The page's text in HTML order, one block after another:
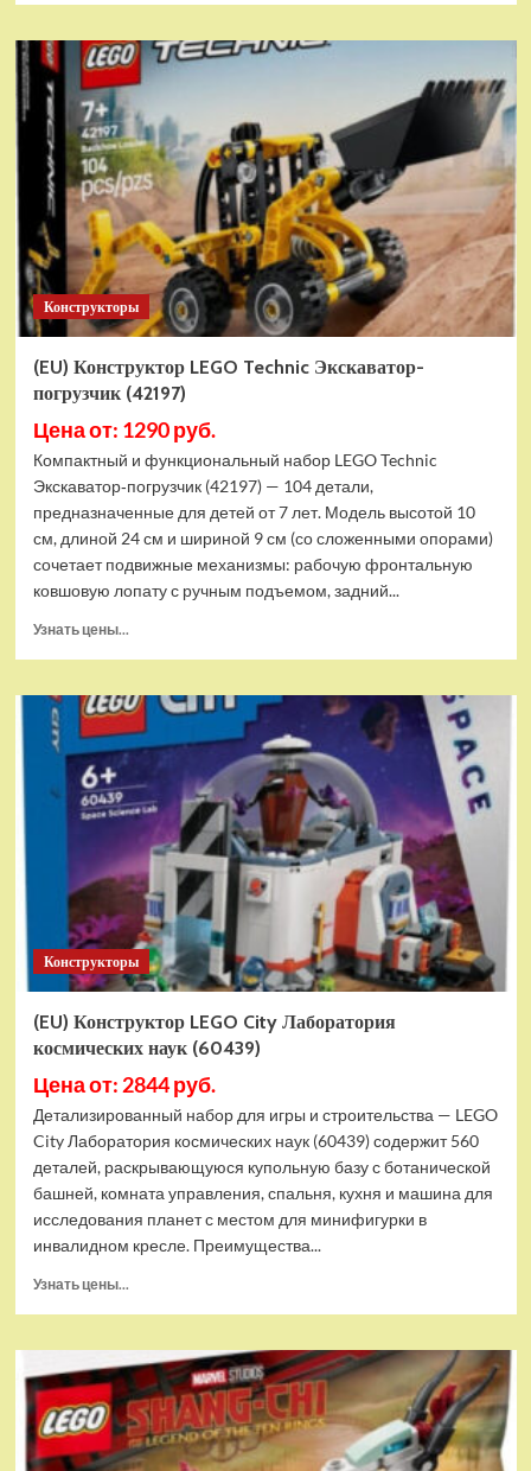
Шахматы
магнитные
БУБА
ИГРАЕМ
ВМЕСТЕ
в
кор.2*192шт
ZY501598-
R4
Конструкторы
(EU) Конструктор LEGO Technic Экскаватор-
погрузчик (42197)
Цена от: 1290 руб.
Компактный и функциональный набор LEGO Technic
Экскаватор‑погрузчик (42197) — 104 детали,
предназначенные для детей от 7 лет. Модель высотой 10
см, длиной 24 см и шириной 9 см (со сложенными опорами)
сочетает подвижные механизмы: рабочую фронтальную
ковшовую лопату с ручным подъемом, задний...
Узнать цены...
(EU)
Конструктор
LEGO
Technic
Экскаватор-
погрузчик
(42197)
Конструкторы
(EU) Конструктор LEGO City Лаборатория
космических наук (60439)
Цена от: 2844 руб.
Детализированный набор для игры и строительства — LEGO
City Лаборатория космических наук (60439) содержит 560
деталей, раскрывающуюся купольную базу с ботанической
башней, комната управления, спальня, кухня и машина для
исследования планет с местом для минифигурки в
инвалидном кресле. Преимущества...
Узнать цены...
(EU)
Конструктор
LEGO
City
Лаборатория
космических